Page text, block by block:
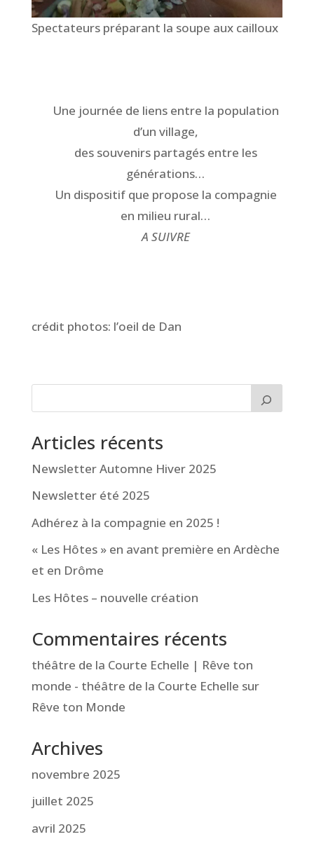
Spectateurs préparant la soupe aux cailloux
Une journée de liens entre la population
d’un village,
des souvenirs partagés entre les
générations…
Un dispositif que propose la compagnie
en milieu rural…
A SUIVRE
crédit photos: l’oeil de Dan
Articles récents
Newsletter Automne Hiver 2025
Newsletter été 2025
Adhérez à la compagnie en 2025 !
« Les Hôtes » en avant première en Ardèche
et en Drôme
Les Hôtes – nouvelle création
Commentaires récents
théâtre de la Courte Echelle | Rêve ton
monde - théâtre de la Courte Echelle sur
Rêve ton Monde
Archives
novembre 2025
juillet 2025
avril 2025